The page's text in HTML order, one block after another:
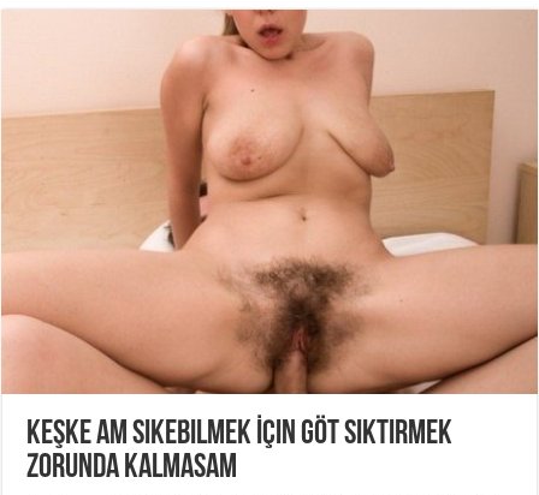
Keşke Am Sikebilmek İçin Göt Siktirmek
Zorunda Kalmasam